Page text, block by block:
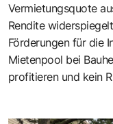
Vermietungsquote
Rendite
Förderungen für die
Mietenpool bei
profitieren und kein